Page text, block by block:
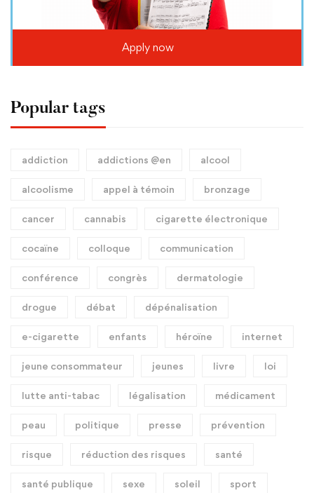
Apply now
Popular tags
addiction addictions @en alcool
alcoolisme appel à témoin bronzage
cancer cannabis cigarette électronique
cocaïne colloque communication
conférence congrès dermatologie
drogue débat dépénalisation
e-cigarette enfants héroïne internet
jeune consommateur jeunes livre loi
lutte anti-tabac légalisation médicament
peau politique presse prévention
risque réduction des risques santé
santé publique sexe soleil sport